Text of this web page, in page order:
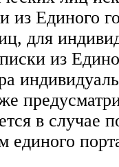
из Единого
для
из
в случае
единого